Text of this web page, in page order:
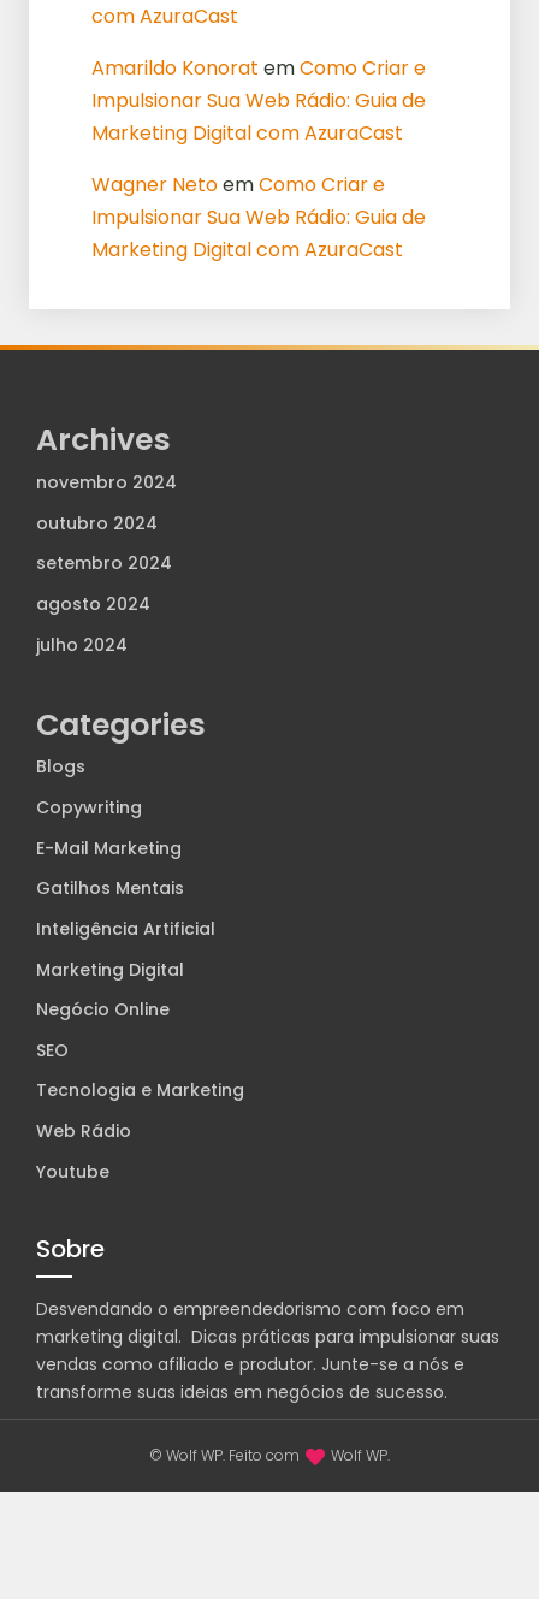
com AzuraCast
Amarildo Konorat emComo Criar e
Impulsionar Sua Web Rádio: Guia de
Marketing Digital com AzuraCast
Wagner NetoemComo Criar e
Impulsionar Sua Web Rádio: Guia de
Marketing Digital com AzuraCast
Archives
novembro 2024
outubro 2024
setembro 2024
agosto 2024
julho 2024
Categories
Blogs
Copywriting
E-Mail Marketing
Gatilhos Mentais
Inteligência Artificial
Marketing Digital
Negócio Online
SEO
Tecnologia e Marketing
Web Rádio
Youtube
Sobre
Desvendando o empreendedorismo com foco em
marketing digital. Dicas práticas para impulsionar suas
vendas como afiliado e produtor. Junte-se a nós e
transforme suas ideias em negócios de sucesso.
© Wolf WP. Feito com Wolf WP.